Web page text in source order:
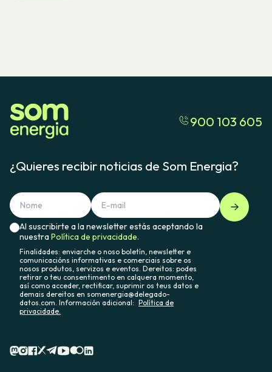
900 103 605
¿Quieres recibir noticias de Som Energia?
Al suscribirte a la newsletter estás aceptando la
nuestraPolítica de privacidade.
Finalidades: enviarche o noso boletín, newsletter e
comunicacións informativas e comerciais sobre os
nosos produtos, servizos e eventos. Dereitos: podes
retirar o teu consentimento en calquera momento,
así como acceder, rectificar, suprimir os teus datos e
demais dereitos en somenergia@delegado-
datos.com. Información adicional: Política de
privacidade.